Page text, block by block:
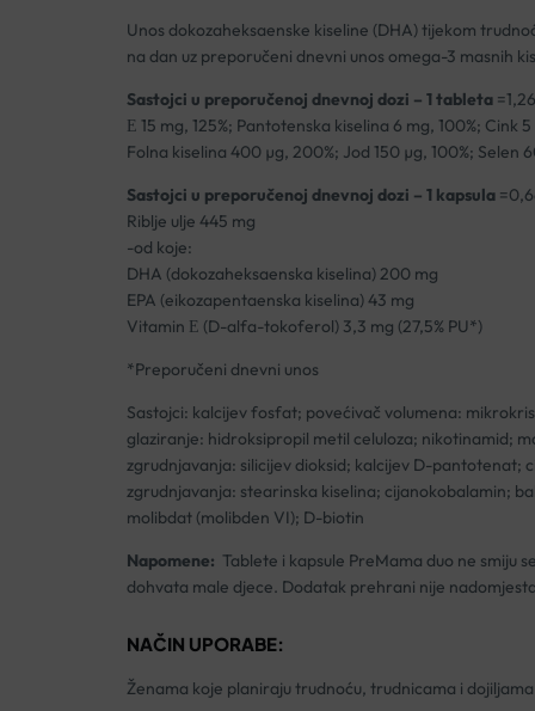
Unos dokozaheksaenske kiseline (DHA) tijekom
na dan uz preporučeni dnevni unos omega-3 masnih
Sastojci u preporučenoj dnevnoj dozi – 1 tableta
Е 15 mg, 125%; Pantotenska kiselina 6 mg, 100%; Cink
Folna kiselina 400 µg, 200%; Jod 150 µg, 100%; Selen
Sastojci u preporučenoj dnevnoj dozi – 1 kapsula
Riblje ulje 445 mg
-od koje:
DHA (dokozaheksaenska kiselina) 200 mg
EPA (eikozapentaenska kiselina) 43 mg
Vitamin Е (D-alfa-tokoferol) 3,3 mg (27,5% PU*)
*Preporučeni dnevni unos
Sastojci: kalcijev fosfat; povećivač volumena:
glaziranje: hidroksipropil metil celuloza; nikotinamid;
zgrudnjavanja: silicijev dioksid; kalcijev D-
zgrudnjavanja: stearinska kiselina; cijanokobalamin;
molibdat (molibden VI); D-biotin
Napomene: Tablete i kapsule PreMama duo ne smiju
dohvata male djece. Dodatak prehrani nije
NAČIN UPORABE:
Ženama koje planiraju trudnoću, trudnicama i